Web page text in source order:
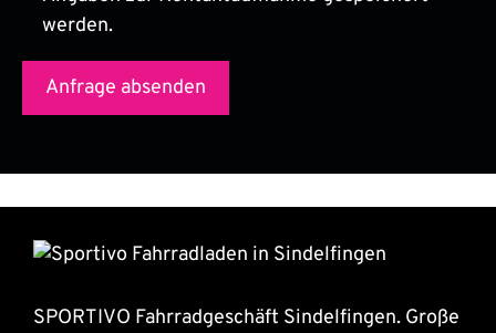
werden.
SPORTIVO Fahrradgeschäft Sindelfingen. Große